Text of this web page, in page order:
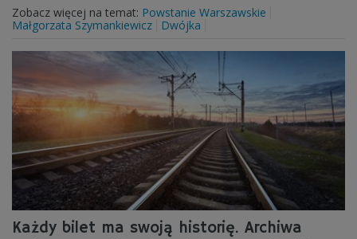
Zobacz więcej na temat: Powstanie Warszawskie
Małgorzata Szymankiewicz
Dwójka
Każdy bilet ma swoją historię. Archiwa